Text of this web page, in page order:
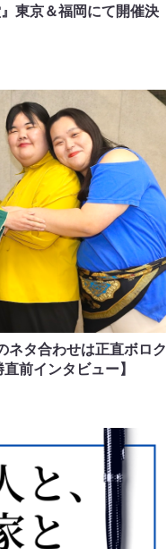
東京＆福岡にて開催決
ネタ合わせは正直ボロク
前インタビュー】